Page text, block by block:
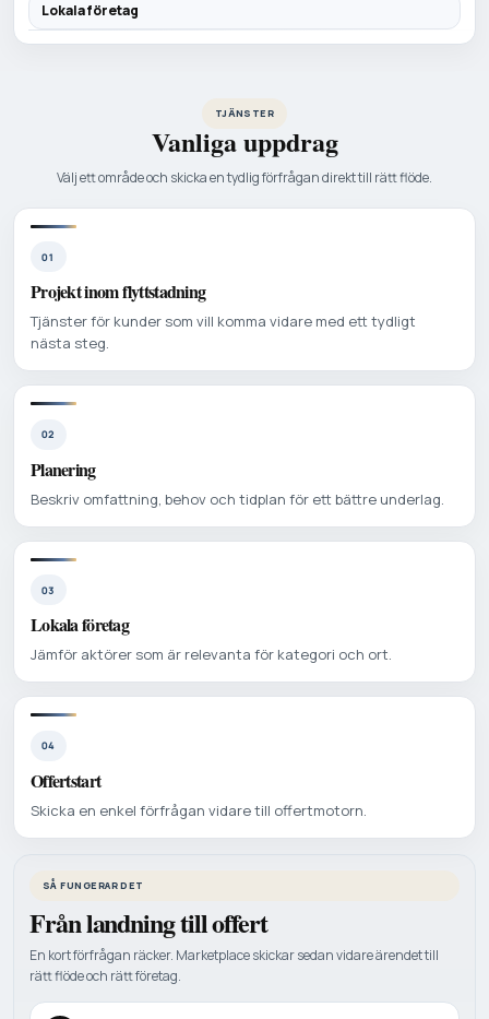
Lokala företag
TJÄNSTER
Vanliga uppdrag
Välj ett område och skicka en tydlig förfrågan direkt till rätt flöde.
01
Projekt inom flyttstadning
Tjänster för kunder som vill komma vidare med ett tydligt
nästa steg.
02
Planering
Beskriv omfattning, behov och tidplan för ett bättre underlag.
03
Lokala företag
Jämför aktörer som är relevanta för kategori och ort.
04
Offertstart
Skicka en enkel förfrågan vidare till offertmotorn.
SÅ FUNGERAR DET
Från landning till offert
En kort förfrågan räcker. Marketplace skickar sedan vidare ärendet till
rätt flöde och rätt företag.